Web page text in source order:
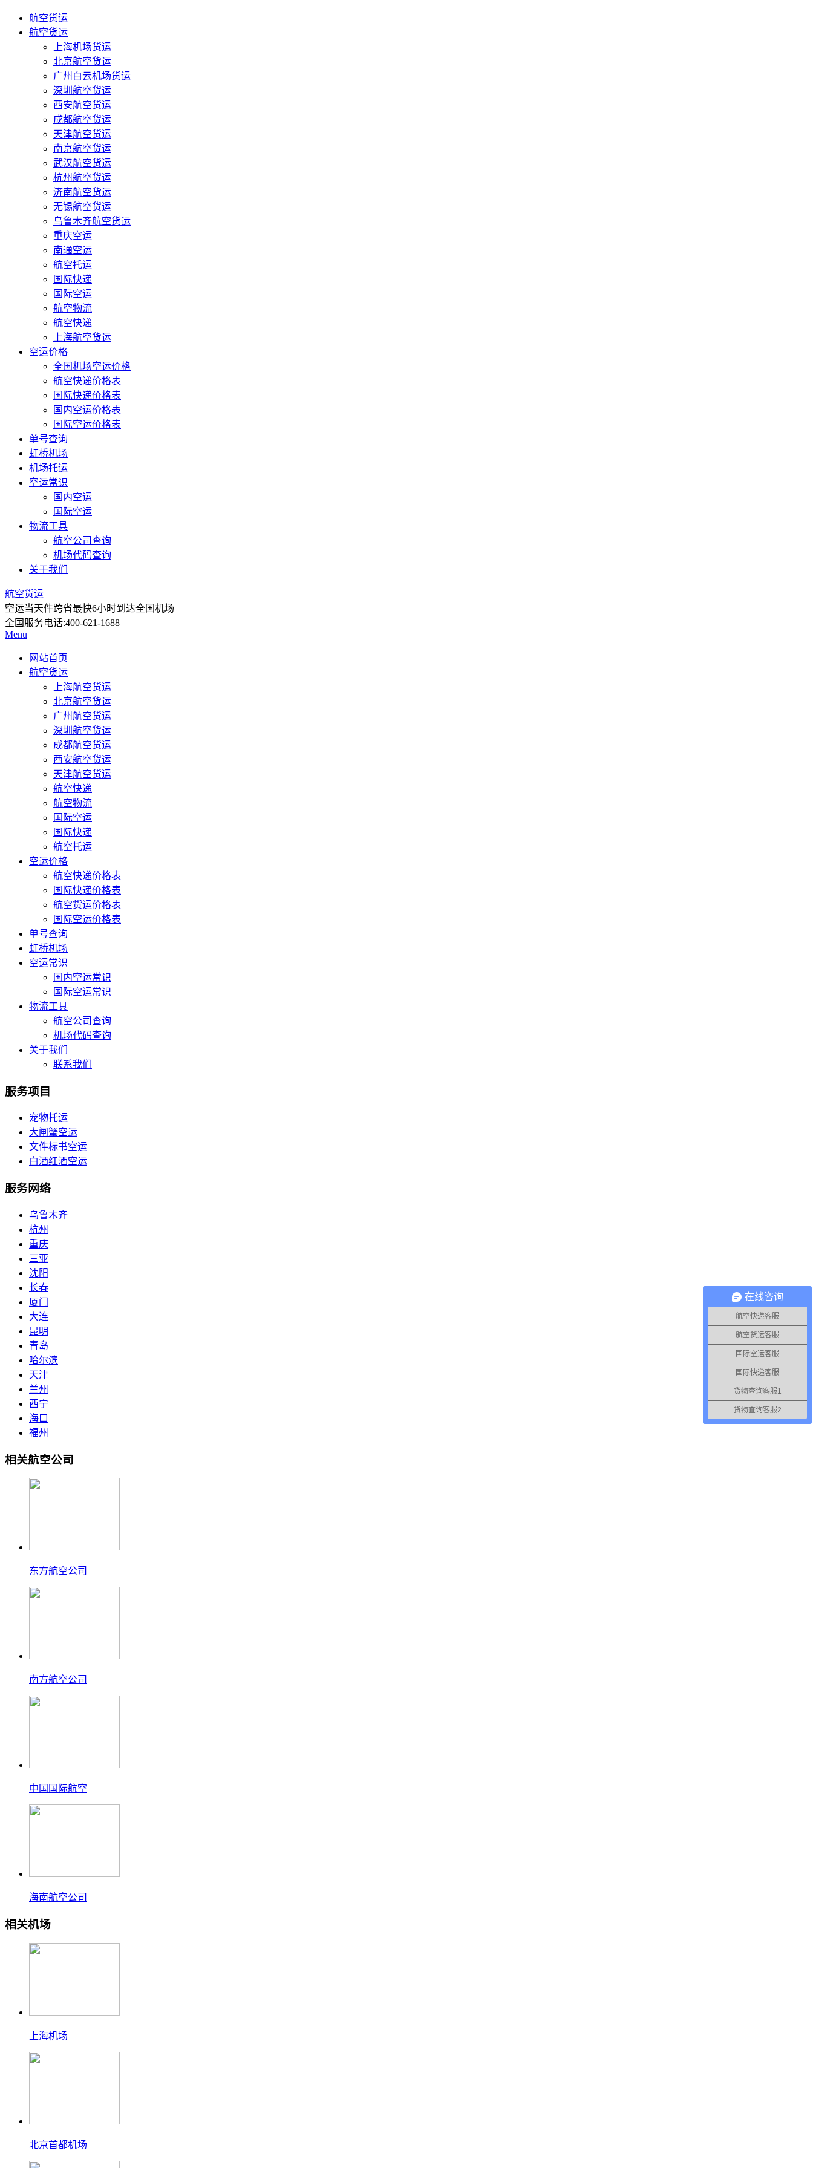
航空货运
航空货运
上海机场货运
北京航空货运
广州白云机场货运
深圳航空货运
西安航空货运
成都航空货运
天津航空货运
南京航空货运
武汉航空货运
杭州航空货运
济南航空货运
无锡航空货运
乌鲁木齐航空货运
重庆空运
南通空运
航空托运
国际快递
国际空运
航空物流
航空快递
上海航空货运
空运价格
全国机场空运价格
航空快递价格表
国际快递价格表
国内空运价格表
国际空运价格表
单号查询
虹桥机场
机场托运
空运常识
国内空运
国际空运
物流工具
航空公司查询
机场代码查询
关于我们
航空货运
空运当天件跨省最快6小时到达全国机场
全国服务电话:400-621-1688
Menu
网站首页
航空货运
上海航空货运
北京航空货运
广州航空货运
深圳航空货运
成都航空货运
西安航空货运
天津航空货运
航空快递
航空物流
国际空运
国际快递
航空托运
空运价格
航空快递价格表
国际快递价格表
航空货运价格表
国际空运价格表
单号查询
虹桥机场
空运常识
国内空运常识
国际空运常识
物流工具
航空公司查询
机场代码查询
关于我们
联系我们
服务项目
宠物托运
大闸蟹空运
文件标书空运
白酒红酒空运
服务网络
乌鲁木齐
杭州
重庆
三亚
沈阳
长春
厦门
大连
昆明
青岛
哈尔滨
天津
兰州
西宁
海口
福州
相关航空公司
东方航空公司
南方航空公司
中国国际航空
海南航空公司
相关机场
上海机场
北京首都机场
在线咨询
航空快递客服
航空货运客服
国际空运客服
国际快递客服
货物查询客服1
货物查询客服2